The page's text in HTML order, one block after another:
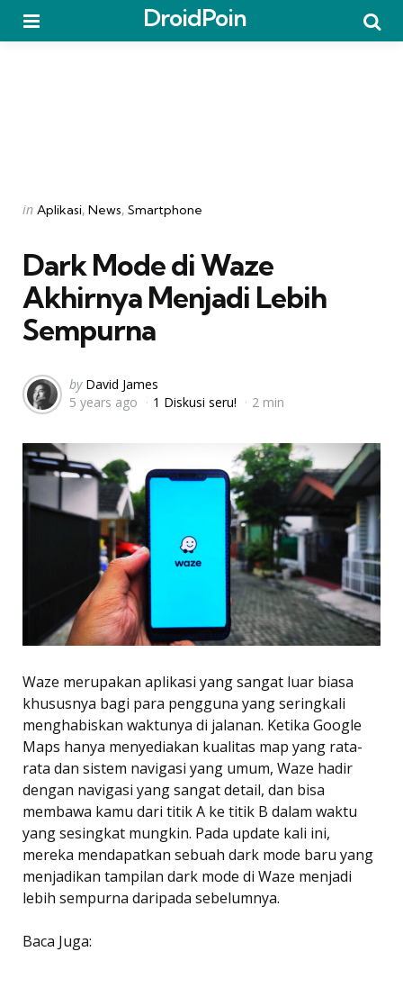
DroidPoin
Categories
Posted
in Aplikasi News Smartphone
Dark Mode di Waze
Akhirnya Menjadi Lebih
Sempurna
Posted
by
by David James
5 years ago
1 Diskusi seru! 2 min
Waze merupakan aplikasi yang sangat luar biasa
khususnya bagi para pengguna yang seringkali
menghabiskan waktunya di jalanan. Ketika Google
Maps hanya menyediakan kualitas map yang rata-
rata dan sistem navigasi yang umum, Waze hadir
dengan navigasi yang sangat detail, dan bisa
membawa kamu dari titik A ke titik B dalam waktu
yang sesingkat mungkin. Pada update kali ini,
mereka mendapatkan sebuah dark mode baru yang
menjadikan tampilan dark mode di Waze menjadi
lebih sempurna daripada sebelumnya.
Baca Juga: